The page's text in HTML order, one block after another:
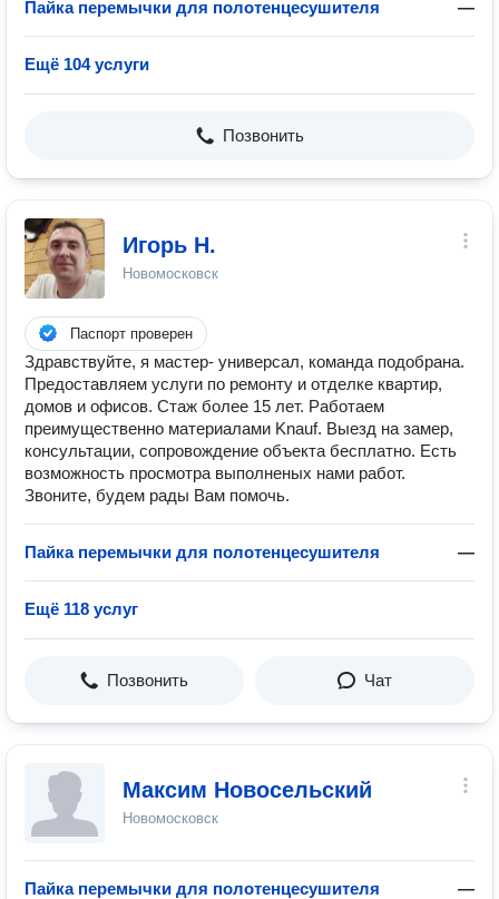
Пайка перемычки для полотенцесушителя —
Ещё 104 услуги
Позвонить
Игорь Н.
Новомосковск
Паспорт проверен
Здравствуйте, я мастер- универсал, команда подобрана.
Предоставляем услуги по ремонту и отделке квартир,
домов и офисов. Стаж более 15 лет. Работаем
преимущественно материалами Knauf. Выезд на замер,
консультации, сопровождение объекта бесплатно. Есть
возможность просмотра выполненых нами работ.
Звоните, будем рады Вам помочь.
Пайка перемычки для полотенцесушителя —
Ещё 118 услуг
Позвонить Чат
Максим Новосельский
Новомосковск
Пайка перемычки для полотенцесушителя —